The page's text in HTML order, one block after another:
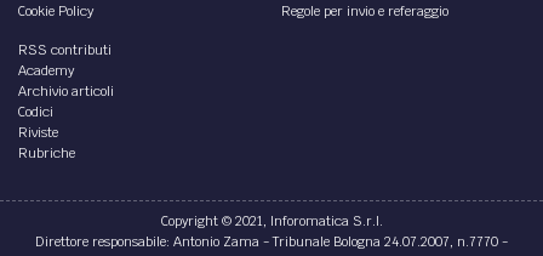
Cookie Policy
Regole per invio e referaggio
RSS contributi
Academy
Archivio articoli
Codici
Riviste
Rubriche
Copyright © 2021, Inforomatica S.r.l.
Direttore responsabile: Antonio Zama - Tribunale Bologna 24.07.2007, n.7770 -